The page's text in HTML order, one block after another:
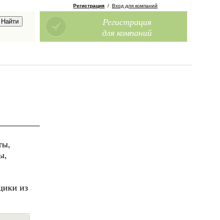
Регистрация / Вход для компаний
Регистрация
для компаний
из